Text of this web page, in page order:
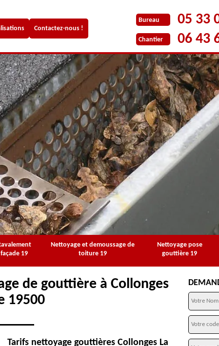
Contactez-nous !
Bureau 05 33
Chantier 06 43
façade 19
Nettoyage et demoussage de
toiture 19
Nettoyage pose
gouttière 19
de gouttière à Collonges
19500
Tarifs nettoyage gouttières Collonges La